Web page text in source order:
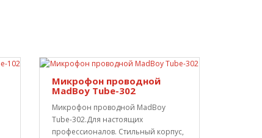
Микрофон проводной
MadBoy Tube-302
Микрофон проводной MadBoy
Tube-302.Для настоящих
профессионалов. Стильный корпус,